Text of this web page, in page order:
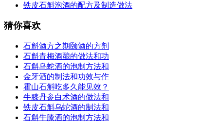
铁皮石斛泡酒的配方及制造做法
猜你喜欢
石斛酒方之期颐酒的方剂
石斛青梅酒酿的做法和功
石斛乌蛇酒的泡制方法和
金牙酒的制法和功效与作
霍山石斛吃多久能见效？
牛膝丹参白术酒的做法和
铁皮石斛乌蛇酒的制法和
石斛牛膝酒的泡制方法和